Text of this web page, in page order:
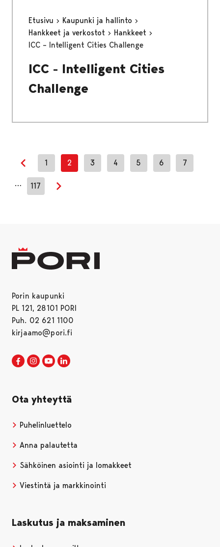
Etusivu
Kaupunki ja hallinto
Hankkeet ja verkostot
Hankkeet
ICC – Intelligent Cities Challenge
ICC - Intelligent Cities
Challenge
Edellinen sivu
1 2 3 4 5 6 7
… 117
Seuraava sivu
Porin kaupunki
PL 121, 28101 PORI
Puh. 02 621 1100
kirjaamo@pori.fi
Porin kaupunki Facebookissa
Avautuu uudessa välilehdessä
Porin kaupunki Instagramissa
Avautuu uudessa välilehdessä
Porin kaupunki Youtubessa
Avautuu uudessa välilehdessä
Ota yhteyttä
Puhelinluettelo
Anna palautetta
Sähköinen asiointi ja lomakkeet
Viestintä ja markkinointi
Laskutus ja maksaminen